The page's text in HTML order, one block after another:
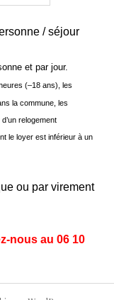
/ séjour
et par jour.
(–18 ans), les
la commune, les
relogement
le loyer est inférieur à un
ou par virement
nous au 06 10